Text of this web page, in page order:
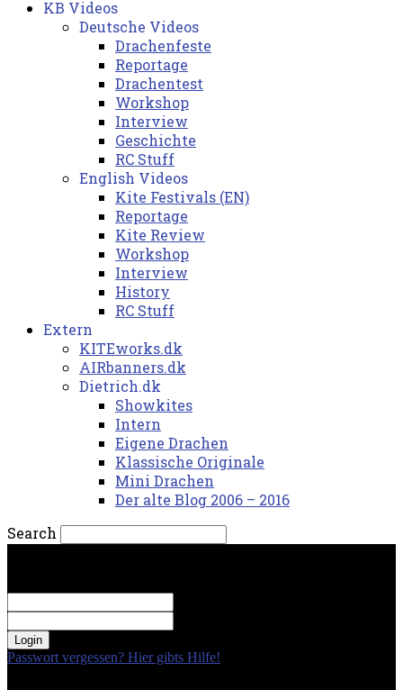
KB Videos
Deutsche Videos
Drachenfeste
Reportage
Drachentest
Workshop
Interview
Geschichte
RC Stuff
English Videos
Kite Festivals (EN)
Reportage
Kite Review
Workshop
Interview
History
RC Stuff
Extern
KITEworks.dk
AIRbanners.dk
Dietrich.dk
Showkites
Intern
Eigene Drachen
Klassische Originale
Mini Drachen
Der alte Blog 2006 – 2016
Search
Passwort vergessen? Hier gibts Hilfe!